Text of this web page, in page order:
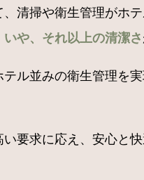
清掃や衛生管理がホ
や、それ以上の清潔さ
ル並みの衛生管理を
要求に応え、安心と